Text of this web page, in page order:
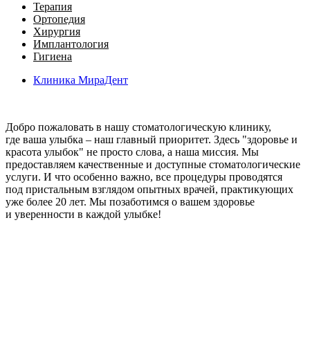
Терапия
Ортопедия
Хирургия
Имплантология
Гигиена
Клиника МираДент
Добро пожаловать в нашу стоматологическую клинику,
где ваша улыбка – наш главный приоритет. Здесь "здоровье и
красота улыбок" не просто слова, а наша миссия. Мы
предоставляем качественные и доступные стоматологические
услуги. И что особенно важно, все процедуры проводятся
под пристальным взглядом опытных врачей, практикующих
уже более 20 лет. Мы позаботимся о вашем здоровье
и уверенности в каждой улыбке!